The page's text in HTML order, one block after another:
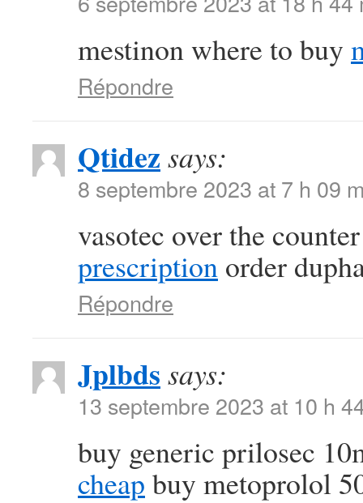
mestinon where to buy
Répondre
Qtidez says:
8 septembre 2023 at 7 h 09
vasotec over the
prescription order
Répondre
Jplbds says:
13 septembre 2023 at 10 h
buy generic prilosec
cheap buy metoprolol